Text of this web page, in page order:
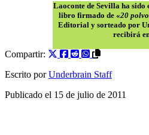
Laoconte de Sevilla ha sido
libro firmado de «20
Editorial y sorteado por
recibirá
Compartir:
Escrito por Underbrain Staff
Publicado el 15 de julio de 2011